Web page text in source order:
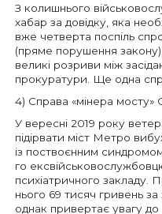
З колишнього
хабар за довідку, яка
вже четверта поспіль
(пряме порушення
великі розриви між
прокуратури. Ще одна
4) Справа «мінера мосту»
У вересні 2019 року
підірвати міст Метро
із поствоєнним
го
психіатричного закладу.
нього 69 тисяч гривень
однак привертає увагу до